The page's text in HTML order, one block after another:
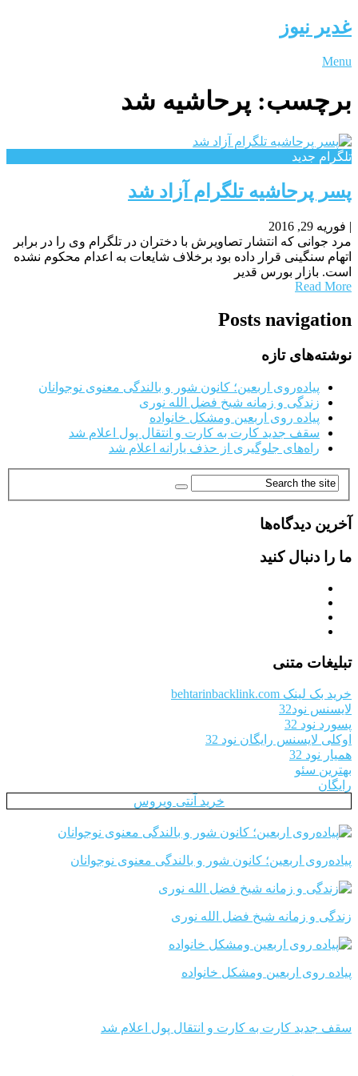
غدیر نیوز
Menu
برچسب: پرحاشیه شد
تلگرام جدید
پسر پرحاشیه تلگرام آزاد شد
| فوریه 29, 2016
مرد جوانی که انتشار تصاویرش با دختران در تلگرام وی را در برابر
اتهام سنگینی قرار داده بود برخلاف شایعات به اعدام محکوم نشده
است. بازار بورس قدیر
Read More
Posts navigation
نوشته‌های تازه
پیاده‌روی اربعین؛ کانون شور و بالندگی معنوی نوجوانان
زندگی و زمانه شیخ فضل الله نوری
پیاده روی اربعین ومشکل خانواده
سقف جدید کارت به کارت و انتقال پول اعلام شد
راه‌های جلوگیری از حذف یارانه اعلام شد
آخرین دیدگاه‌ها
ما را دنبال کنید
تبلیغات متنی
خرید بک لینک behtarinbacklink.com
لایسنس نود32
پسورد نود 32
اوکلی لایسنس رایگان نود 32
همیار نود 32
بهترین سئو
رایگان
خرید آنتی ویروس
پیاده‌روی اربعین؛ کانون شور و بالندگی معنوی نوجوانان
زندگی و زمانه شیخ فضل الله نوری
پیاده روی اربعین ومشکل خانواده
سقف جدید کارت به کارت و انتقال پول اعلام شد